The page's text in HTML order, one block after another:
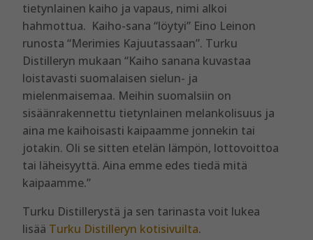
tietynlainen kaiho ja vapaus, nimi alkoi
hahmottua. Kaiho-sana “löytyi” Eino Leinon
runosta “Merimies Kajuutassaan”. Turku
Distilleryn mukaan “Kaiho sanana kuvastaa
loistavasti suomalaisen sielun- ja
mielenmaisemaa. Meihin suomalsiin on
sisäänrakennettu tietynlainen melankolisuus ja
aina me kaihoisasti kaipaamme jonnekin tai
jotakin. Oli se sitten etelän lämpön, lottovoittoa
tai läheisyyttä. Aina emme edes tiedä mitä
kaipaamme.”
Turku Distillerystä ja sen tarinasta voit lukea
lisää Turku Distilleryn kotisivuilta.